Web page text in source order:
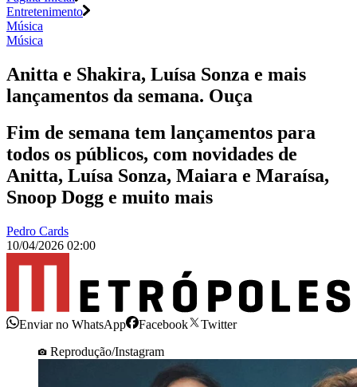
Entretenimento
Música
Música
Anitta e Shakira, Luísa Sonza e mais
lançamentos da semana. Ouça
Fim de semana tem lançamentos para
todos os públicos, com novidades de
Anitta, Luísa Sonza, Maiara e Maraísa,
Snoop Dogg e muito mais
Pedro Cards
10/04/2026 02:00
Enviar no WhatsApp Facebook
Twitter
Reprodução/Instagram